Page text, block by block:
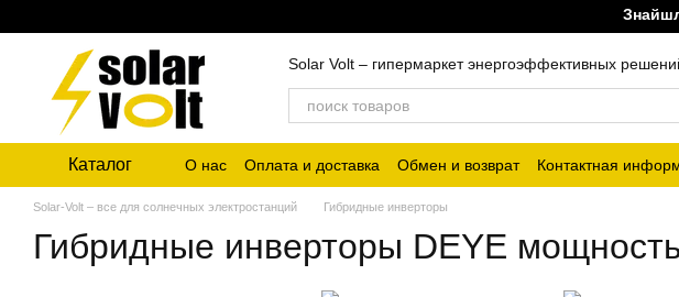
Знайшли
Solar Volt – гипермаркет энергоэффективных
Каталог О нас Оплата и доставка Обмен и возврат Контактная
Solar-Volt – все для солнечных электростанций Гибридные инверторы
Гибридные инверторы DEYE